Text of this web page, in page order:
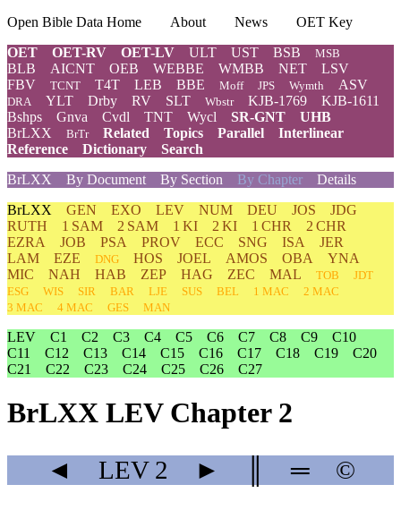
Open Bible Data Home About News
OET Key
OET
OET-RV OET-LV ULT UST BSB MSB
BLB AICNT OEB WEBBE WMBB NET
LSV
FBV
TCNT T4T LEB BBE Moff JPS Wymth ASV
DRA YLT Drby RV SLT Wbstr KJB-1769
KJB-1611
Bshps
Gnva Cvdl TNT Wycl SR-GNT
UHB
BrLXX
BrTr Related Topics Parallel
Interlinear
Reference
Dictionary
Search
BrLXX
By Document By Section By Chapter Details
BrLXX GEN EXO LEV NUM DEU JOS
JDG
RUTH
1 SAM 2 SAM 1 KI 2 KI 1 CHR
2 CHR
EZRA
JOB PSA PROV ECC SNG ISA
JER
LAM
EZE DNG HOS JOEL AMOS OBA
YNA
MIC
NAH HAB ZEP HAG ZEC MAL TOB
JDT
ESG
WIS SIR BAR LJE SUS BEL 1 MAC
2 MAC
3 MAC
4 MAC GES MAN
LEV C1 C2 C3 C4 C5 C6 C7 C8 C9
C10
C11
C12 C13 C14 C15 C16 C17 C18 C19
C20
C21
C22 C23 C24 C25 C26 C27
BrLXX LEV Chapter 2
◄ LEV2 ► ═ ©